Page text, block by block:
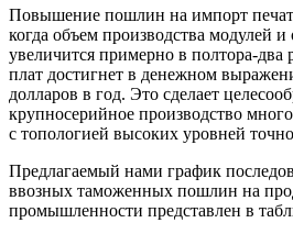
Повышение пошлин на импорт
когда объем производства модулей и
увеличится примерно в полтора-
плат достигнет в денежном
долларов в год. Это сделает
крупносерийное производство
с топологией высоких уровней
Предлагаемый нами график
ввозных таможенных пошлин на
промышленности представлен в